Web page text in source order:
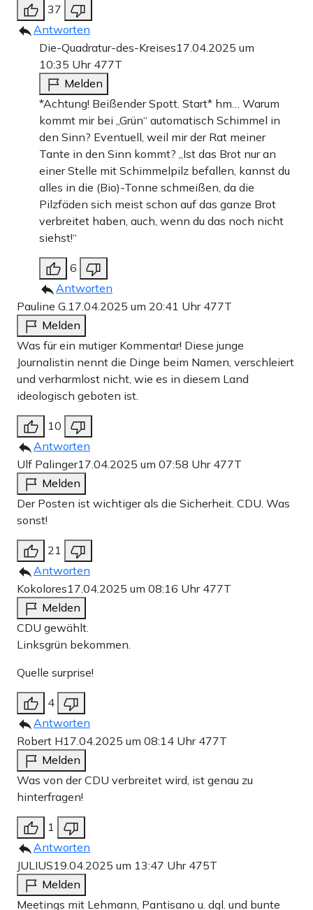
37
Antworten
Die-Quadratur-des-Kreises17.04.2025 um
10:35 Uhr 477T
Melden
*Achtung! Beißender Spott. Start* hm… Warum
kommt mir bei „Grün“ automatisch Schimmel in
den Sinn? Eventuell, weil mir der Rat meiner
Tante in den Sinn kommt? „Ist das Brot nur an
einer Stelle mit Schimmelpilz befallen, kannst du
alles in die (Bio)-Tonne schmeißen, da die
Pilzfäden sich meist schon auf das ganze Brot
verbreitet haben, auch, wenn du das noch nicht
siehst!“
6
Antworten
Pauline G.17.04.2025 um 20:41 Uhr 477T
Melden
Was für ein mutiger Kommentar! Diese junge
Journalistin nennt die Dinge beim Namen, verschleiert
und verharmlost nicht, wie es in diesem Land
ideologisch geboten ist.
10
Antworten
Ulf Palinger17.04.2025 um 07:58 Uhr 477T
Melden
Der Posten ist wichtiger als die Sicherheit. CDU. Was
sonst!
21
Antworten
Kokolores17.04.2025 um 08:16 Uhr 477T
Melden
CDU gewählt.
Linksgrün bekommen.
Quelle surprise!
4
Antworten
Robert H17.04.2025 um 08:14 Uhr 477T
Melden
Was von der CDU verbreitet wird, ist genau zu
hinterfragen!
1
Antworten
JULIUS19.04.2025 um 13:47 Uhr 475T
Melden
Meetings mit Lehmann, Pantisano u. dgl. und bunte